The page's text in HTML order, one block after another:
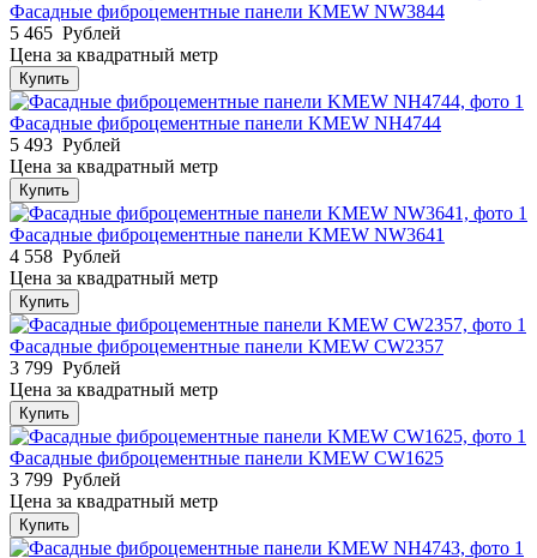
Фасадные фиброцементные панели KMEW NW3844
5 465 Рублей
Цена за квадратный метр
Купить
Фасадные фиброцементные панели KMEW NH4744
5 493 Рублей
Цена за квадратный метр
Купить
Фасадные фиброцементные панели KMEW NW3641
4 558 Рублей
Цена за квадратный метр
Купить
Фасадные фиброцементные панели KMEW CW2357
3 799 Рублей
Цена за квадратный метр
Купить
Фасадные фиброцементные панели KMEW CW1625
3 799 Рублей
Цена за квадратный метр
Купить